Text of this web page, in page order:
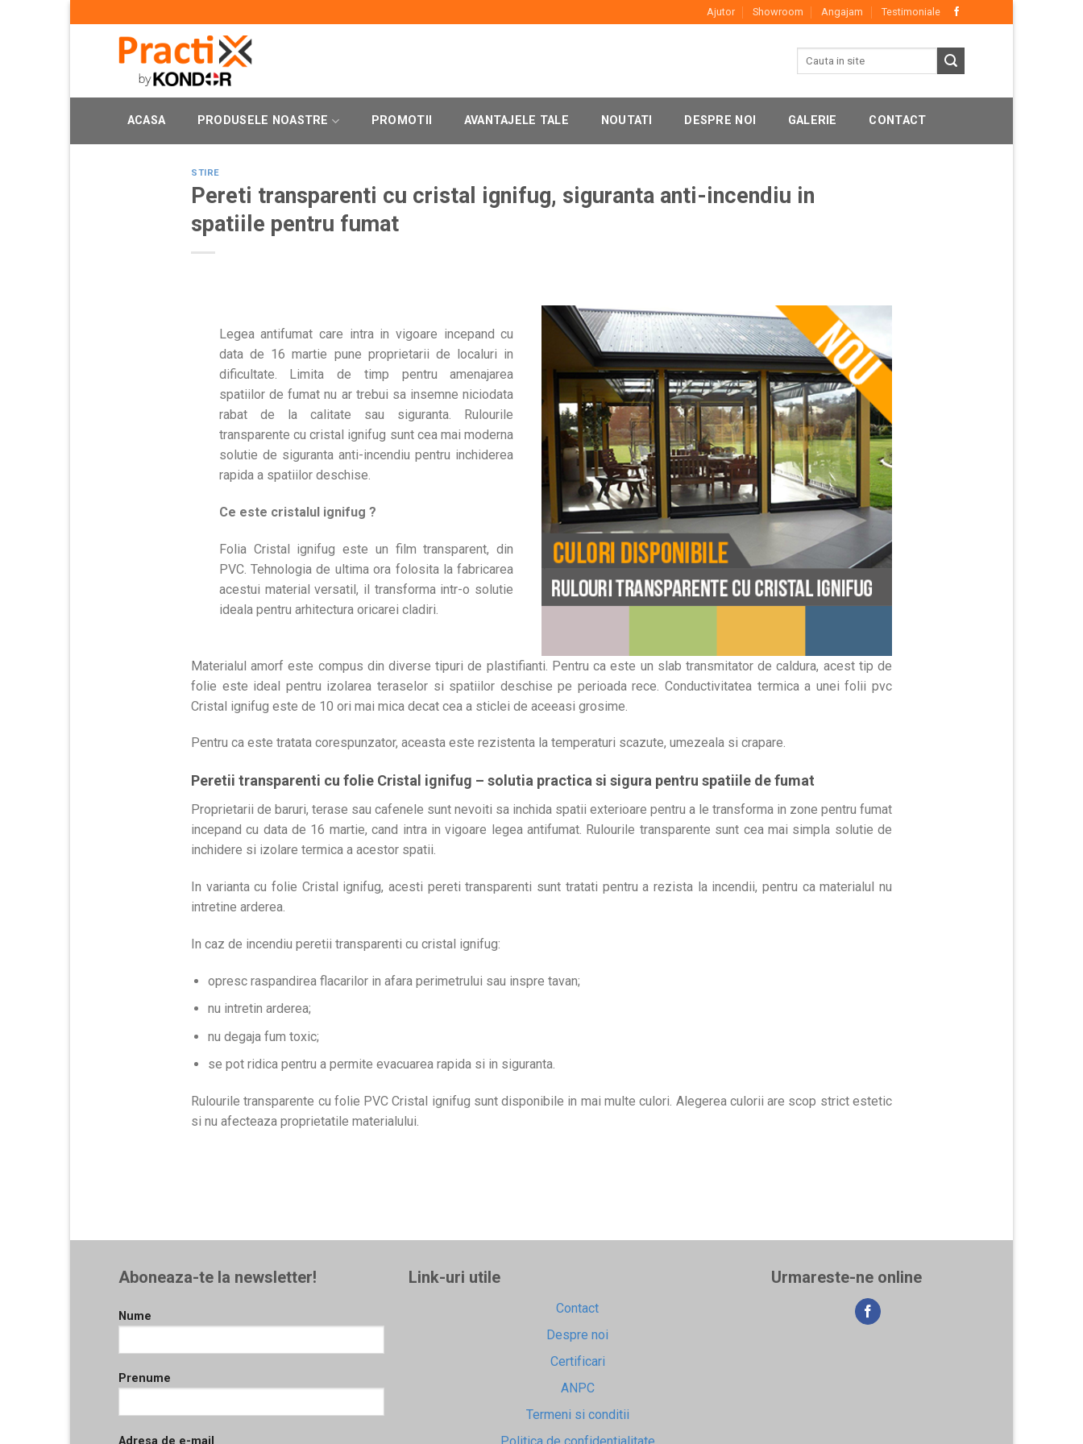
Ajutor Showroom Angajam Testimoniale
ACASA PRODUSELE NOASTRE PROMOTII AVANTAJELE TALE NOUTATI DESPRE NOI GALERIE CONTACT
STIRE
Pereti transparenti cu cristal ignifug, siguranta anti-incendiu in
spatiile pentru fumat
Legea antifumat care intra in vigoare incepand cu
data de 16 martie pune proprietarii de localuri in
dificultate. Limita de timp pentru amenajarea
spatiilor de fumat nu ar trebui sa insemne niciodata
rabat de la calitate sau siguranta. Rulourile
transparente cu cristal ignifug sunt cea mai moderna
solutie de siguranta anti-incendiu pentru inchiderea
rapida a spatiilor deschise.
Ce este cristalul ignifug ?
Folia Cristal ignifug este un film transparent, din
PVC. Tehnologia de ultima ora folosita la fabricarea
acestui material versatil, il transforma intr-o solutie
ideala pentru arhitectura oricarei cladiri.
Materialul amorf este compus din diverse tipuri de plastifianti. Pentru ca este un slab transmitator de caldura, acest tip de
folie este ideal pentru izolarea teraselor si spatiilor deschise pe perioada rece. Conductivitatea termica a unei folii pvc
Cristal ignifug este de 10 ori mai mica decat cea a sticlei de aceeasi grosime.
Pentru ca este tratata corespunzator, aceasta este rezistenta la temperaturi scazute, umezeala si crapare.
Peretii transparenti cu folie Cristal ignifug – solutia practica si sigura pentru spatiile de fumat
Proprietarii de baruri, terase sau cafenele sunt nevoiti sa inchida spatii exterioare pentru a le transforma in zone pentru fumat
incepand cu data de 16 martie, cand intra in vigoare legea antifumat. Rulourile transparente sunt cea mai simpla solutie de
inchidere si izolare termica a acestor spatii.
In varianta cu folie Cristal ignifug, acesti pereti transparenti sunt tratati pentru a rezista la incendii, pentru ca materialul nu
intretine arderea.
In caz de incendiu peretii transparenti cu cristal ignifug:
opresc raspandirea flacarilor in afara perimetrului sau inspre tavan;
nu intretin arderea;
nu degaja fum toxic;
se pot ridica pentru a permite evacuarea rapida si in siguranta.
Rulourile transparente cu folie PVC Cristal ignifug sunt disponibile in mai multe culori. Alegerea culorii are scop strict estetic
si nu afecteaza proprietatile materialului.
Aboneaza-te la newsletter!
Nume
Prenume
Link-uri utile
Contact
Despre noi
Certificari
ANPC
Termeni si conditii
Urmareste-ne online